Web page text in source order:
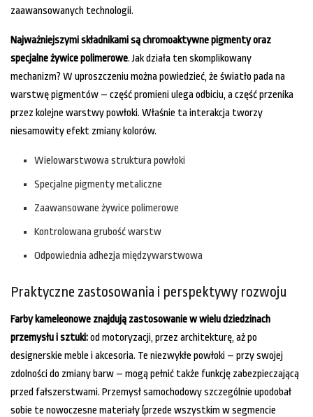
zaawansowanych technologii.
Najważniejszymi składnikami są chromoaktywne pigmenty oraz
specjalne żywice polimerowe. Jak działa ten skomplikowany
mechanizm? W uproszczeniu można powiedzieć, że światło pada na
warstwę pigmentów – część promieni ulega odbiciu, a część przenika
przez kolejne warstwy powłoki. Właśnie ta interakcja tworzy
niesamowity efekt zmiany kolorów.
Wielowarstwowa struktura powłoki
Specjalne pigmenty metaliczne
Zaawansowane żywice polimerowe
Kontrolowana grubość warstw
Odpowiednia adhezja międzywarstwowa
Praktyczne zastosowania i perspektywy rozwoju
Farby kameleonowe znajdują zastosowanie w wielu dziedzinach
przemysłu i sztuki:od motoryzacji, przez architekturę, aż po
designerskie meble i akcesoria. Te niezwykłe powłoki – przy swojej
zdolności do zmiany barw – mogą pełnić także funkcję zabezpieczającą
przed fałszerstwami. Przemysł samochodowy szczególnie upodobał
sobie te nowoczesne materiały (przede wszystkim w segmencie